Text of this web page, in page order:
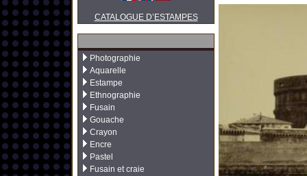
CATALOGUE D’ESTAMPES
Photographie
Aquarelle
Estampe
Ethnographie
Fusain
Gouache
Crayon
Encre
Pastel
Fusain et craie